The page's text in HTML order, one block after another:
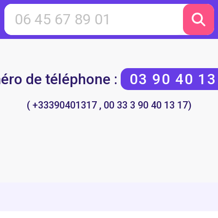
de téléphone : 03 90 40
( +33390401317 , 00 33 3 90 40 13 17)